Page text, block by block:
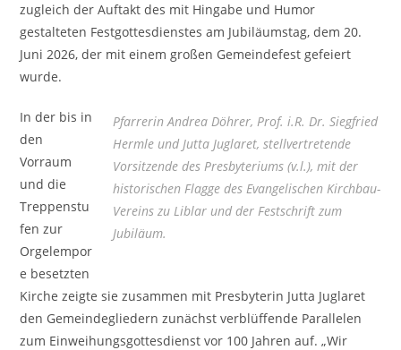
zugleich der Auftakt des mit Hingabe und Humor
gestalteten Festgottesdienstes am Jubiläumstag, dem 20.
Juni 2026, der mit einem großen Gemeindefest gefeiert
wurde.
Pfarrerin Andrea Döhrer, Prof. i.R. Dr. Siegfried
Hermle und Jutta Juglaret, stellvertretende
Vorsitzende des Presbyteriums (v.l.), mit der
historischen Flagge des Evangelischen Kirchbau-
Vereins zu Liblar und der Festschrift zum
Jubiläum.
In der bis in
den
Vorraum
und die
Treppenstu
fen zur
Orgelempor
e besetzten
Kirche zeigte sie zusammen mit Presbyterin Jutta Juglaret
den Gemeindegliedern zunächst verblüffende Parallelen
zum Einweihungsgottesdienst vor 100 Jahren auf. „Wir